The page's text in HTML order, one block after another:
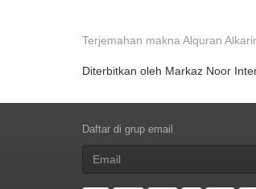
Terjemahan makna Alquran
Diterbitkan oleh Markaz Noor
Daftar di grup email